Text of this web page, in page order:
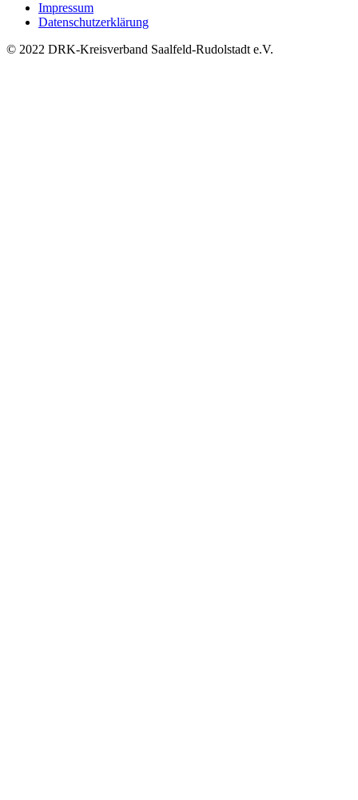
Impressum
Datenschutzerklärung
© 2022 DRK-Kreisverband Saalfeld-Rudolstadt e.V.